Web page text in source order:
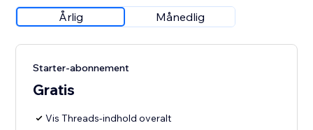
Årlig Månedlig
Starter-abonnement
Gratis
Vis Threads-indhold overalt